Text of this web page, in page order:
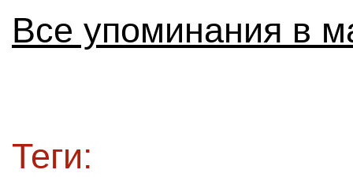
Все упоминания в
Теги: